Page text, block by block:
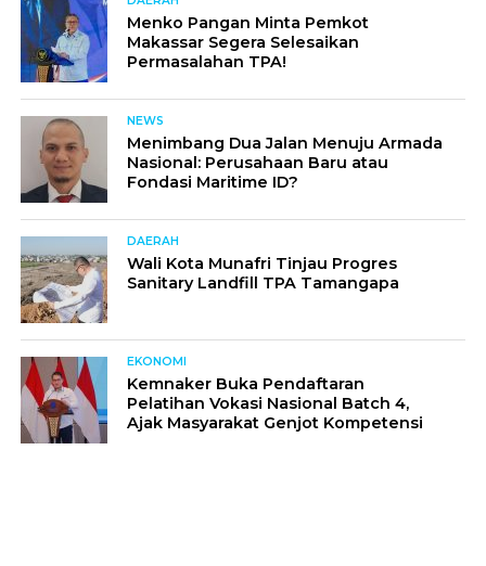
Menko Pangan Minta Pemkot
Makassar Segera Selesaikan
Permasalahan TPA!
NEWS
Menimbang Dua Jalan Menuju Armada
Nasional: Perusahaan Baru atau
Fondasi Maritime ID?
DAERAH
Wali Kota Munafri Tinjau Progres
Sanitary Landfill TPA Tamangapa
EKONOMI
Kemnaker Buka Pendaftaran
Pelatihan Vokasi Nasional Batch 4,
Ajak Masyarakat Genjot Kompetensi